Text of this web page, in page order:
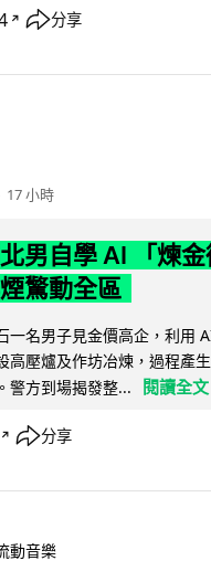
↗ 分享
17 小時
男自學 AI 「煉
驚動全區
一名男子見金價高企，利用
高壓爐及作坊冶煉，過程產
警方到場揭發整...
閱讀全文
↗ 分享
動音樂